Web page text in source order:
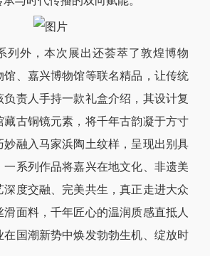
列外，本次展出还荟萃了敦煌博物
馆、嘉兴博物馆等联名精品，让传统
负责人手持一款礼盒介绍，其设计复
藏古铜镜元素，将千年古韵凝于方寸
妙融入马家浜陶土纹样，呈现出别具
一系列作品将嘉兴在地文化、非遗美
深度交融、完美共生，真正走进大众
面料，千年匠心的温润质感直抵人
在国潮新势中焕发勃勃生机、绽放时